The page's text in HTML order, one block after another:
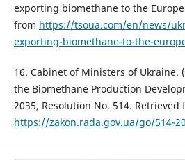
exporting biomethane to the
from https://tsoua.com/en/news/
exporting-biomethane-to-the-
16. Cabinet of Ministers of Ukraine.
the Biomethane Production
2035, Resolution No. 514. Retrieved
https://zakon.rada.gov.ua/go/514-